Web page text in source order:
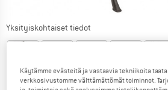
Yksityiskohtaiset tiedot
Käytämme evästeitä ja vastaavia tekniikoita
verkkosivustomme välttämättömät toiminnot.